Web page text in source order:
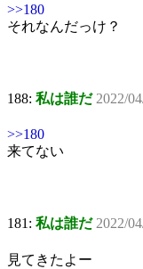
>>180
それなんだっけ？
188: 私は誰だ 2022/
>>180
来てない
181: 私は誰だ 2022/
見てきたよー